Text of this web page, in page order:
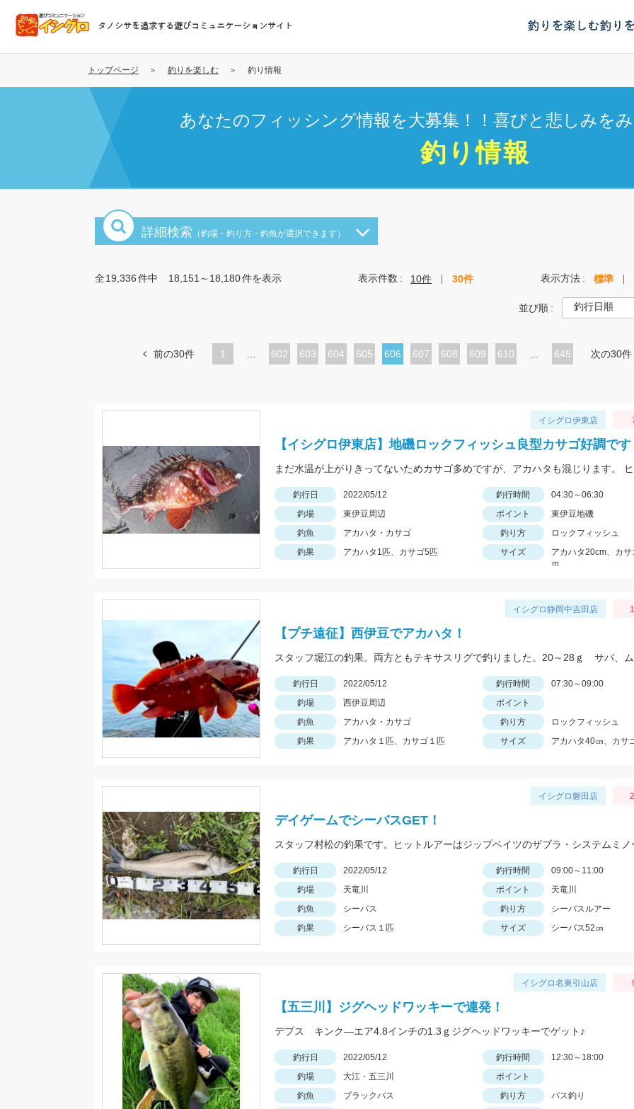
コ
テ
タノシサを追求する遊びコミュニケーションサイト 釣りを楽しむ釣り
トップページ 釣りを楽しむ 釣り情報
あなたのフィッシング情報を大募集！！喜びと悲しみをみ
釣り情報
詳細検索 （釣場・釣り方・釣魚が選択できます）
全19,336件中 18,151～18,180件を表示 表示件数 10件 30件 表示方法 標準
並び順
前の30件 1
ペ
602
ペ
603
ペ
604
ペ
605
カ
ペ
606
ペ
607
ペ
608
ペ
609
ペ
610 645 次の30件
イシグロ伊東店
【イシグロ伊東店】地磯ロックフィッシュ良型カサゴ好調です
釣行日 2022/05/12 釣行時間
04:30～06:30
釣場
東伊豆周辺 ポイント
東伊豆地磯
釣魚
アカハタ・カサゴ 釣り方
ロックフィッシュ
釣果
アカハタ1匹、カサゴ5匹 サイズ
アカハタ20cm、カサ
ｍ
イシグロ静岡中吉田店
【プチ遠征】西伊豆でアカハタ！
釣行日 2022/05/12 釣行時間
07:30～09:00
釣場
西伊豆周辺
ポイント
釣魚
アカハタ・カサゴ 釣り方
ロックフィッシュ
釣果
アカハタ１匹、カサゴ１匹 サイズ アカハタ40㎝、カサ
イシグロ磐田店
デイゲームでシーバスGET！
釣行日 2022/05/12 釣行時間
09:00～11:00
釣場
天竜川 ポイント
天竜川
釣魚
シーバス 釣り方
シーバスルアー
釣果
シーバス１匹 サイズ シーバス52㎝
イシグロ名東引山店
【五三川】ジグヘッドワッキーで連発！
デプス キンク―エア4.8インチの1.3ｇジグヘッドワッキーでゲット♪
釣行日 2022/05/12 釣行時間
12:30～18:00
釣場
大江・五三川
ポイント
釣魚
ブラックバス 釣り方
バス釣り